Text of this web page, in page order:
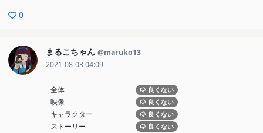
0
まるこちゃん @maruko13
2021-08-03 04:09
全体 良くない
映像 良くない
キャラクター 良くない
ストーリー 良くない